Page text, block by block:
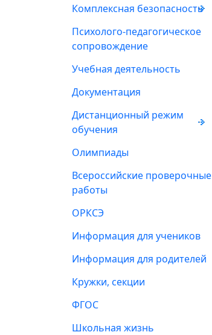
Комплексная безопасность
Психолого-педагогическое
сопровождение
Учебная деятельность
Документация
Дистанционный режим
обучения
Олимпиады
Всероссийские проверочные
работы
ОРКСЭ
Информация для учеников
Информация для родителей
Кружки, секции
ФГОС
Школьная жизнь